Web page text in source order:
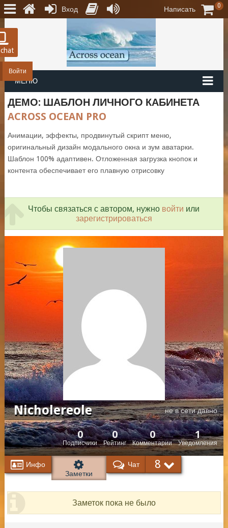
Войти
МЕНЮ
ДЕМО: ШАБЛОН ЛИЧНОГО КАБИНЕТА
ACROSS OCEAN PRO
Анимации, эффекты, продвинутый скрипт меню,
оригинальный дизайн модального окна и зум аватарки.
Шаблон 100% адаптивен. Отложенная загрузка кнопок и
контента обеспечивает его плавную отрисовку
Чтобы связаться с автором, нужно войти или
зарегистрироваться
Nicholereole не в сети давно
Подписчики
0
Рейтинг
0
Комментарии
0
Уведомления
1
Инфо
Заметки
Чат 8
Заметок пока не было
Вход Написать 0